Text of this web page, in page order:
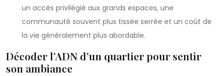
un accès privilégié aux grands espaces, une
communauté souvent plus tissée serrée et un coût de
la vie généralement plus abordable.
Décoder l’ADN d’un quartier pour sentir
son ambiance